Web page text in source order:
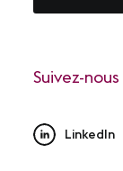
Suivez-nous
LinkedIn